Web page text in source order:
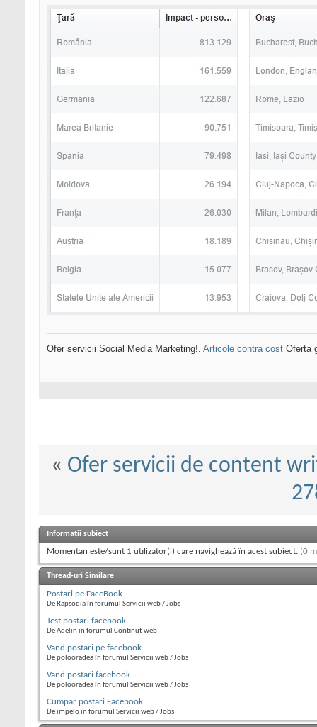
Ofer servicii Social Media Marketing!. Articole contra cost Oferta
« Ofer servicii de content
Informații subiect
Momentan este/sunt 1 utilizator(i) care navighează în acest subiect. (0
Thread-uri Similare
Postari pe FaceBook
De Rapsodia în forumul Servicii web / Jobs
Test postari facebook
De Adelin în forumul Continut web
Vand postari pe facebook
De polooradea în forumul Servicii web / Jobs
Vand postari facebook
De polooradea în forumul Servicii web / Jobs
Cumpar postari Facebook
De impelo în forumul Servicii web / Jobs